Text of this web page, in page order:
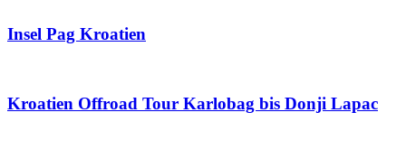
Insel Pag Kroatien
Kroatien Offroad Tour Karlobag bis Donji Lapac